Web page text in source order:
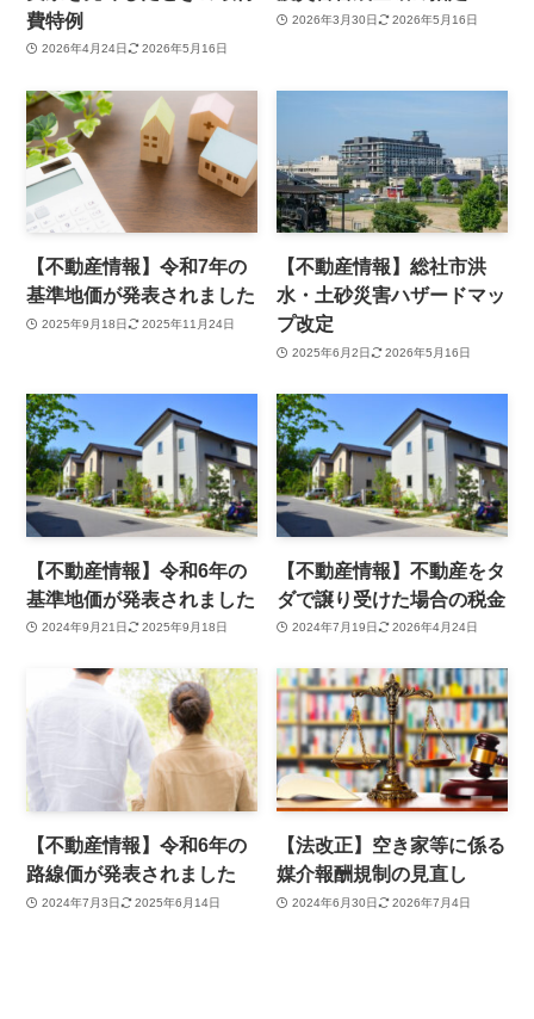
費特例
2026年4月24日 2026年5月16日
2026年3月30日 2026年5月16日
【不動産情報】令和7年の
基準地価が発表されました
2025年9月18日 2025年11月24日
【不動産情報】総社市洪
水・土砂災害ハザードマッ
プ改定
2025年6月2日 2026年5月16日
【不動産情報】令和6年の
基準地価が発表されました
2024年9月21日 2025年9月18日
【不動産情報】不動産をタ
ダで譲り受けた場合の税金
2024年7月19日 2026年4月24日
【不動産情報】令和6年の
路線価が発表されました
2024年7月3日 2025年6月14日
【法改正】空き家等に係る
媒介報酬規制の見直し
2024年6月30日 2026年7月4日